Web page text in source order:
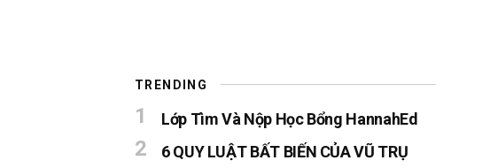
TRENDING
Lớp Tìm Và Nộp Học Bổng HannahEd
6 QUY LUẬT BẤT BIẾN CỦA VŨ TRỤ